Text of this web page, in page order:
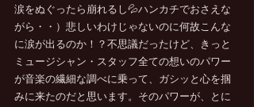
涙をぬぐったら崩れるし💦ハンカチでおさえな
がら・・）悲しいわけじゃないのに何故こんな
に涙が出るのか！？不思議だったけど、きっと
ミュージシャン・スタッフ全ての想いのパワー
が音楽の繊細な調べに乗って、ガシッと心を掴
みに来たのだと思います。そのパワーが、とに